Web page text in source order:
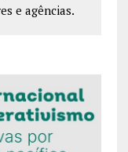
e agências.